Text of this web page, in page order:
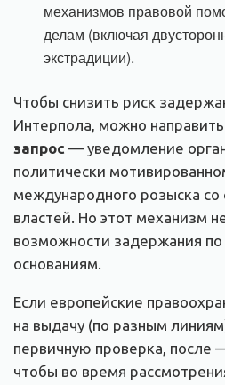
механизмов правовой
делам (включая
экстрадиции).
Чтобы снизить риск
Интерпола, можно направить
запрос — уведомление
политически
международного розыска со
властей. Но этот механизм
возможности задержания
основаниям.
Если европейские
на выдачу (по разным
первичную проверка, после
чтобы во время